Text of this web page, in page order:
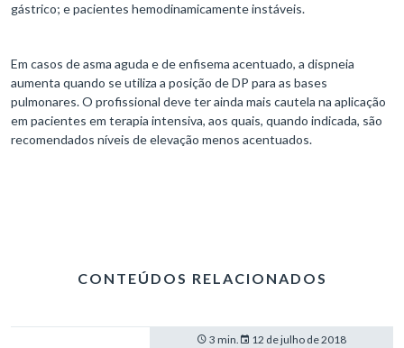
gástrico; e pacientes hemodinamicamente instáveis.
Em casos de asma aguda e de enfisema acentuado, a dispneia
aumenta quando se utiliza a posição de DP para as bases
pulmonares. O profissional deve ter ainda mais cautela na aplicação
em pacientes em terapia intensiva, aos quais, quando indicada, são
recomendados níveis de elevação menos acentuados.
CONTEÚDOS RELACIONADOS
3 min. 12 de julho de 2018